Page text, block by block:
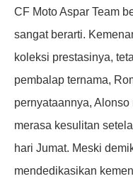
CF Moto Aspar Team
sangat berarti.
koleksi prestasinya,
pembalap ternama,
pernyataannya,
merasa kesulitan
hari Jumat. Meski
mendedikasikan